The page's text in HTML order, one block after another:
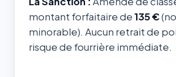
montant forfaitaire de135 €
minorable). Aucun retrait de
risque de fourrière immédiate.